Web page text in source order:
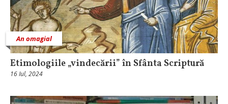
An omagial
Etimologiile „vindecării” în Sfânta Scriptură
16 Iul, 2024